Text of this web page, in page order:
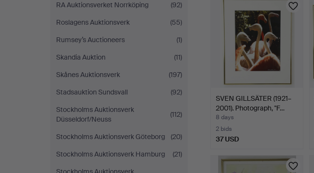
RA Auktionsverket Norrköping
(92)
Roslagens Auktionsverk
(55)
Rumsey’s Auctioneers
(1)
Skandia Auktion
(11)
Skånes Auktionsverk
(197)
Stadsauktion Sundsvall
(92)
Stockholms Auktionsverk
Düsseldorf/Neuss
(112)
Stockholms Auktionsverk Göteborg
(20)
Stockholms Auktionsverk Hamburg
(21)
SVEN GILLSÄTER (1921–
2001). Photograph, "F…
8 days
2 bids
37 USD